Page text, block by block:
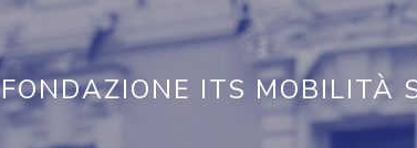
FONDAZIONE ITS MOBILITÀ